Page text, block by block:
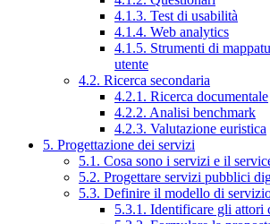
4.1.3. Test di usabilità
4.1.4. Web analytics
4.1.5. Strumenti di
utente
4.2. Ricerca secondaria
4.2.1. Ricerca documentale
4.2.2. Analisi benchmark
4.2.3. Valutazione euristica
5. Progettazione dei servizi
5.1. Cosa sono i servizi e il
5.2. Progettare servizi pubblici
5.3. Definire il modello di
5.3.1. Identificare gli attori